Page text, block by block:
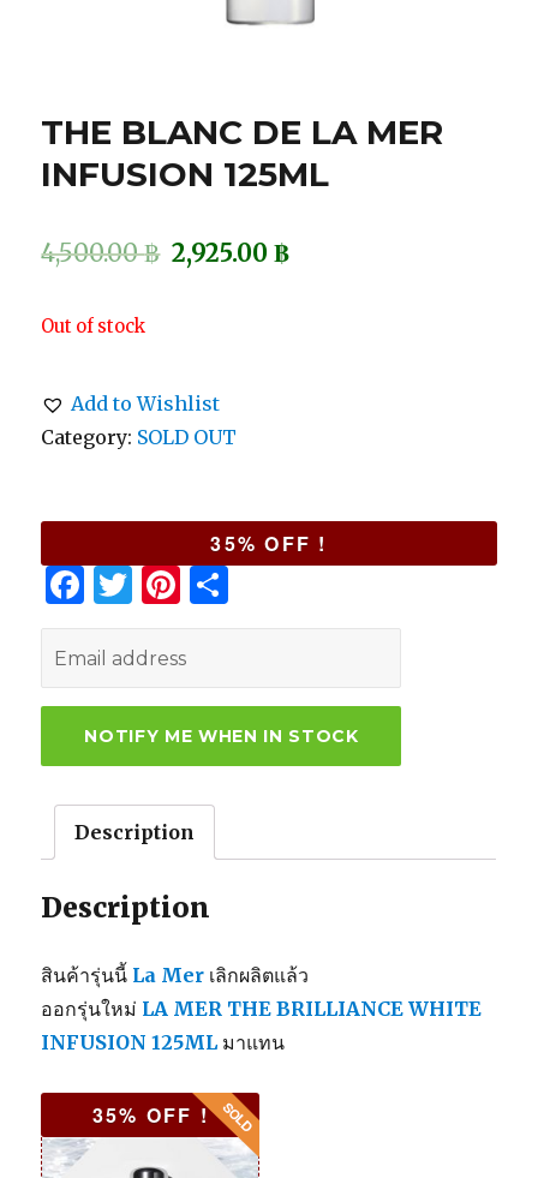
THE BLANC DE LA MER
INFUSION 125ML
4,500.00฿ 2,925.00฿
Out of stock
Add to Wishlist
Category: SOLD OUT
35% OFF !
F
a
c
e
b
o
o
k
T
w
it
te
r
Pi
n
te
re
st
h
e
Description
Description
สินค้ารุ่นนี้ La Mer เลิกผลิตแล้ว
ออกรุ่นใหม่ LA MER THE BRILLIANCE WHITE
INFUSION 125ML มาแทน
35% OFF !